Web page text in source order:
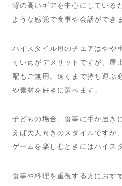
背の高いギアを中心にしている
ような感覚で食事や会話ができ
ハイスタイル用のチェアはやや
くい点がデメリットですが、屋
配もご無用。遠くまで持ち運ぶ
や素材を好きに選べます。
子どもの場合、食事に手が届き
えば大人向きのスタイルですが
ゲームを楽しむときにはハイス
食事や料理を重視する方におす